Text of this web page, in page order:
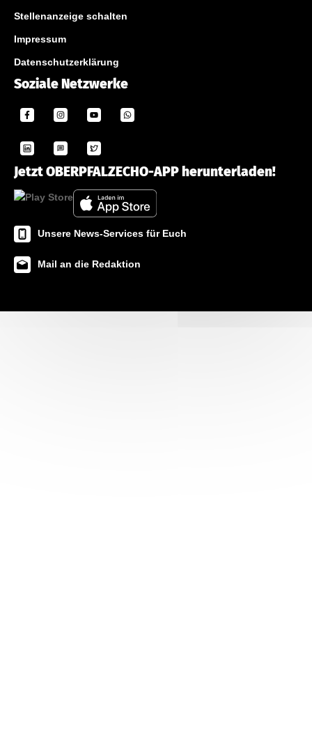
Stellenanzeige schalten
Impressum
Datenschutzerklärung
Soziale Netzwerke
Jetzt OBERPFALZECHO-APP herunterladen!
Unsere News-Services für Euch
Mail an die Redaktion